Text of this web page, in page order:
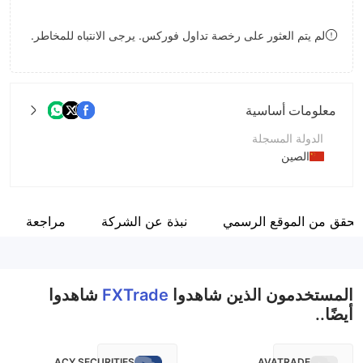
8
لم يتم العثور على رخصة تداول فوركس. يرجى الانتباه للمخاطر.
معلومات أساسية
الدولة المسجلة
الصين
اسم الشركة
من الموقع الرسمي نبذة عن الشركة مراجعة
المستخدمون الذين شاهدوا FXTrade شاهدوا
أيضًا..